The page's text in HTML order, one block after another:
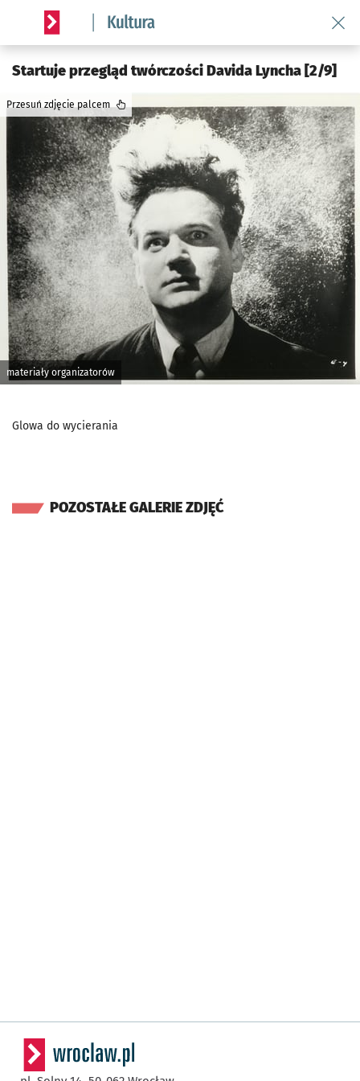
Serwis informacyjny wroclaw.pl podserwis: Kultura
Startuje przegląd twórczości Davida Lyncha [2/9]
materiały organizatorów
Przesuń zdjęcie palcem
Glowa do wycierania
POZOSTAŁE GALERIE ZDJĘĆ